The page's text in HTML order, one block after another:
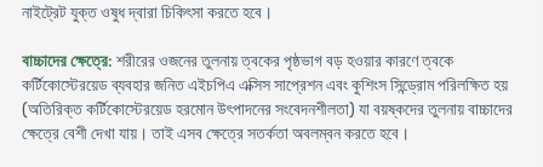
নাইট্রেট যুক্ত ওষুধ দ্বারা চিকিৎসা করতে হবে।
বাচ্চাদের ক্ষেত্রে: শরীরের ওজনের তুলনায় ত্বকের পৃষ্ঠভাগ বড় হওয়ার কারণে ত্বকে
কর্টিকোস্টেরয়েড ব্যবহার জনিত এইচপিএ এক্সিস সাপ্রেশন এবং কুশিংস সিন্ড্রোম পরিলক্ষিত হয়
(অতিরিক্ত কর্টিকোস্টেরয়েড হরমোন উৎপাদনের সংবেদনশীলতা) যা বয়ষ্কদের তুলনায় বাচ্চাদের
ক্ষেত্রে বেশী দেখা যায়। তাই এসব ক্ষেত্রে সতর্কতা অবলম্বন করতে হবে।